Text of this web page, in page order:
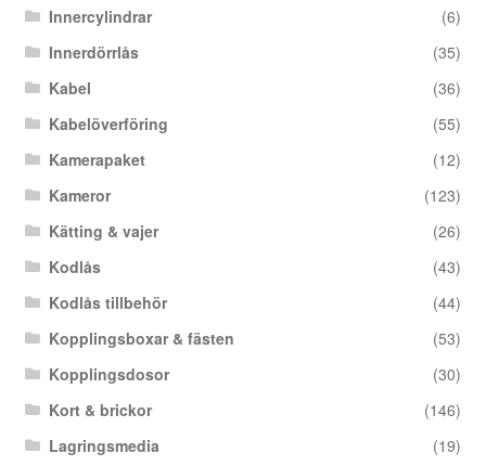
Innercylindrar
(6)
Innerdörrlås
(35)
Kabel
(36)
Kabelöverföring
(55)
Kamerapaket
(12)
Kameror
(123)
Kätting & vajer
(26)
Kodlås
(43)
Kodlås tillbehör
(44)
Kopplingsboxar & fästen
(53)
Kopplingsdosor
(30)
Kort & brickor
(146)
Lagringsmedia
(19)